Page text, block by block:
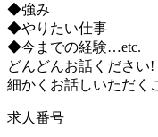
◆強み
◆やりたい仕事
◆今までの経験…etc.
どんどんお話ください!
細かくお話しいただく
求人番号